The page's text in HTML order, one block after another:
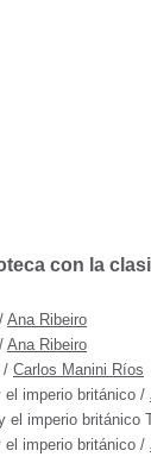
con la
Ana Ribeiro
Ana Ribeiro
/ Carlos Manini Ríos
imperio británico /
el imperio británico
imperio británico /